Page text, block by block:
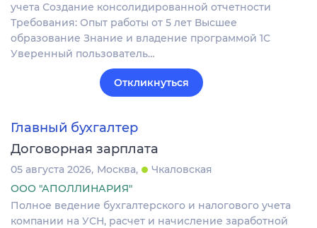
учета Создание консолидированной отчетности
Требования: Опыт работы от 5 лет Высшее
образование Знание и владение программой 1С
Уверенный пользователь…
Откликнуться
Главный бухгалтер
Договорная зарплата
05 августа 2026 Москва
Чкаловская
ООО "АПОЛЛИНАРИЯ"
Полное ведение бухгалтерского и налогового учета
компании на УСН, расчет и начисление заработной